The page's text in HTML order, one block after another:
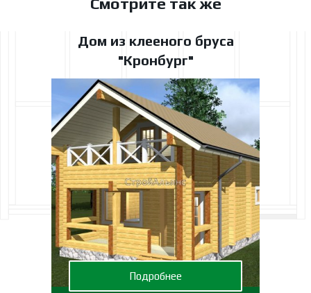
Дом из клееного бруса
"Кронбург"
Подробнее